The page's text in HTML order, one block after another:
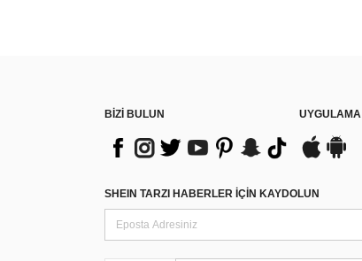
BİZİ BULUN UYGULAMA
SHEIN TARZI HABERLER IÇIN KAYDOLUN